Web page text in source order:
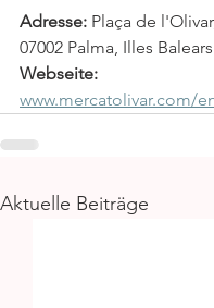
Adresse: Plaça de
07002 Palma, Illes Balears
Webseite:
www.mercatolivar.com/
Aktuelle Beiträge